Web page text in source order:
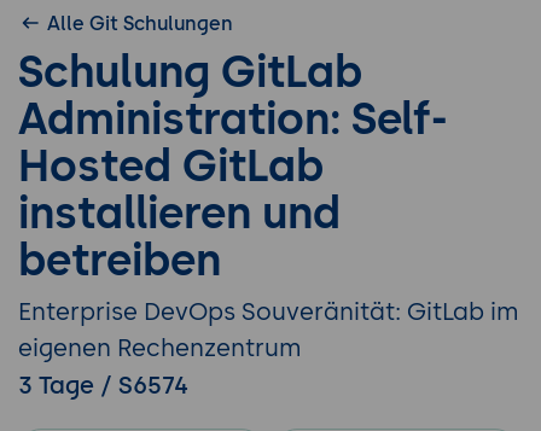
Alle Git Schulungen
Schulung GitLab
Administration: Self-
Hosted GitLab
installieren und
betreiben
Enterprise DevOps Souveränität: GitLab im
eigenen Rechenzentrum
3 Tage / S6574